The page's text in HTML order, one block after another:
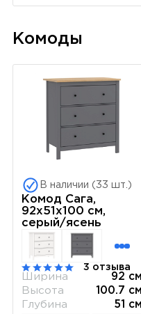
Комоды
В наличии (33 шт.)
Комод Сага,
92х51х100 см,
серый/ясень
3 отзыва
Ширина
92 см
Высота
100.7 см
Глубина
51 см